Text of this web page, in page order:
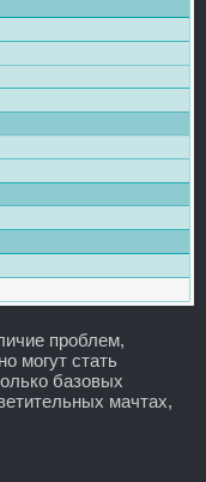
проблем,
могут стать
базовых
мачтах,